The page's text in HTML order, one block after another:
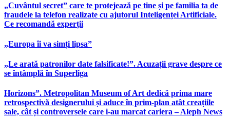
„Cuvântul secret” care te protejează pe tine și pe familia ta de
fraudele la telefon realizate cu ajutorul Inteligenței Artificiale.
Ce recomandă experții
„Europa îi va simți lipsa”
„Le arată patronilor date falsificate!”. Acuzații grave despre ce
se întâmplă în Superliga
Horizons”. Metropolitan Museum of Art dedică prima mare
retrospectivă designerului și aduce în prim-plan atât creațiile
sale, cât și controversele care i-au marcat cariera – Aleph News